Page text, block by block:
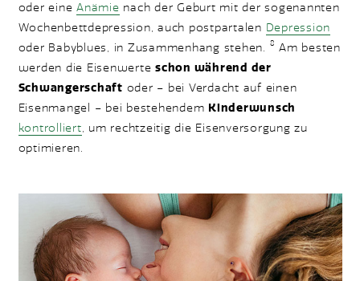
oder eine Anämie nach der Geburt mit der sogenannten
Wochenbettdepression, auch postpartalen Depression
oder Babyblues, in Zusammenhang stehen.
8 Am besten
werden die Eisenwerte schon während der
Schwangerschaft oder – bei Verdacht auf einen
Eisenmangel – bei bestehendem Kinderwunsch
kontrolliert, um rechtzeitig die Eisenversorgung zu
optimieren.